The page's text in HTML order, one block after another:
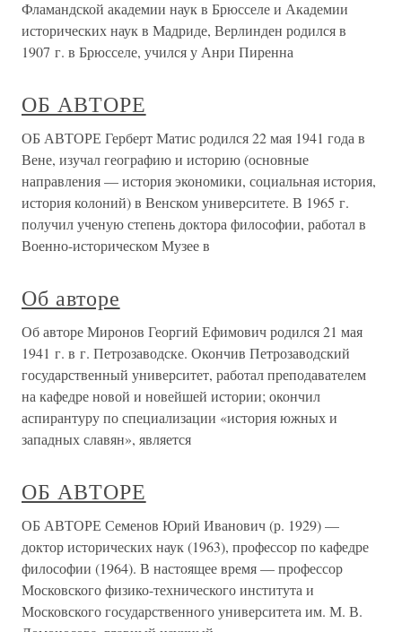
Фламандской академии наук в Брюсселе и Академии
исторических наук в Мадриде, Верлинден родился в
1907 г. в Брюсселе, учился у Анри Пиренна
ОБ АВТОРЕ
ОБ АВТОРЕ Герберт Матис родился 22 мая 1941 года в
Вене, изучал географию и историю (основные
направления — история экономики, социальная история,
история колоний) в Венском университете. В 1965 г.
получил ученую степень доктора философии, работал в
Военно-историческом Музее в
Об авторе
Об авторе Миронов Георгий Ефимович родился 21 мая
1941 г. в г. Петрозаводске. Окончив Петрозаводский
государственный университет, работал преподавателем
на кафедре новой и новейшей истории; окончил
аспирантуру по специализации «история южных и
западных славян», является
ОБ АВТОРЕ
ОБ АВТОРЕ Семенов Юрий Иванович (р. 1929) —
доктор исторических наук (1963), профессор по кафедре
философии (1964). В настоящее время — профессор
Московского физико-технического института и
Московского государственного университета им. М. В.